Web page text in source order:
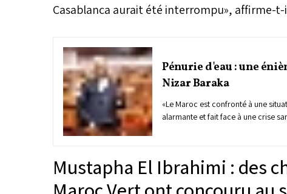
Casablanca aurait été interrompu», affirme-t-
Pénurie d'eau : une
Nizar Baraka
«Le Maroc est confronté à une
alarmante et fait face à une crise
responsable gouvernemental a
Mustapha El Ibrahimi : des